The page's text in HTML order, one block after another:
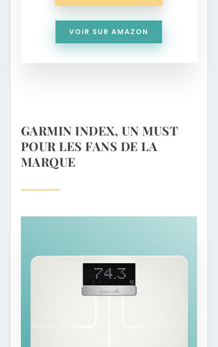
VOIR SUR AMAZON
GARMIN INDEX, UN MUST
POUR LES FANS DE LA
MARQUE